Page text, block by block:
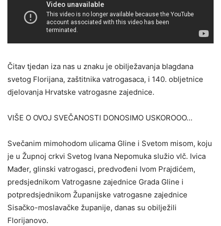
Čitav tjedan iza nas u znaku je obilježavanja blagdana
svetog Florijana, zaštitnika vatrogasaca, i 140. obljetnice
djelovanja Hrvatske vatrogasne zajednice.
VIŠE O OVOJ SVEČANOSTI DONOSIMO USKOROOO…
Svečanim mimohodom ulicama Gline i Svetom misom, koju
je u Župnoj crkvi Svetog Ivana Nepomuka služio vlč. Ivica
Mađer, glinski vatrogasci, predvođeni Ivom Prajdićem,
predsjednikom Vatrogasne zajednice Grada Gline i
potpredsjednikom Županijske vatrogasne zajednice
Sisačko-moslavačke županije, danas su obilježili
Florijanovo.